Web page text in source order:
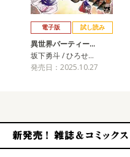
電子版 試し読み
異世界パーティー…
坂下勇斗 / ひろせ…
発売日：2025.10.27